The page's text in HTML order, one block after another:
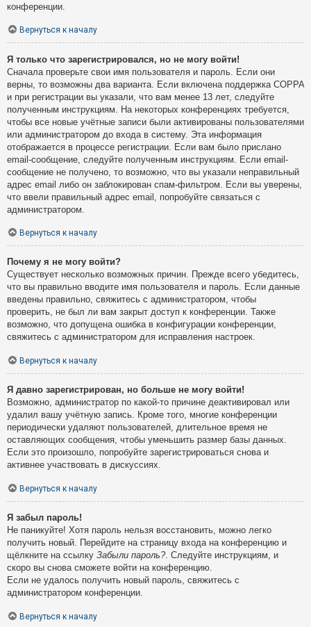
конференции.
Вернуться к началу
Я только что зарегистрировался, но не могу войти!
Сначала проверьте свои имя пользователя и пароль. Если они
верны, то возможны два варианта. Если включена поддержка COPPA
и при регистрации вы указали, что вам менее 13 лет, следуйте
полученным инструкциям. На некоторых конференциях требуется,
чтобы все новые учётные записи были активированы пользователями
или администратором до входа в систему. Эта информация
отображается в процессе регистрации. Если вам было прислано
email-сообщение, следуйте полученным инструкциям. Если email-
сообщение не получено, то возможно, что вы указали неправильный
адрес email либо он заблокирован спам-фильтром. Если вы уверены,
что ввели правильный адрес email, попробуйте связаться с
администратором.
Вернуться к началу
Почему я не могу войти?
Существует несколько возможных причин. Прежде всего убедитесь,
что вы правильно вводите имя пользователя и пароль. Если данные
введены правильно, свяжитесь с администратором, чтобы
проверить, не был ли вам закрыт доступ к конференции. Также
возможно, что допущена ошибка в конфигурации конференции,
свяжитесь с администратором для исправления настроек.
Вернуться к началу
Я давно зарегистрирован, но больше не могу войти!
Возможно, администратор по какой-то причине деактивировал или
удалил вашу учётную запись. Кроме того, многие конференции
периодически удаляют пользователей, длительное время не
оставляющих сообщения, чтобы уменьшить размер базы данных.
Если это произошло, попробуйте зарегистрироваться снова и
активнее участвовать в дискуссиях.
Вернуться к началу
Я забыл пароль!
Не паникуйте! Хотя пароль нельзя восстановить, можно легко
получить новый. Перейдите на страницу входа на конференцию и
щёлкните на ссылку Забыли пароль?. Следуйте инструкциям, и
скоро вы снова сможете войти на конференцию.
Если не удалось получить новый пароль, свяжитесь с
администратором конференции.
Вернуться к началу